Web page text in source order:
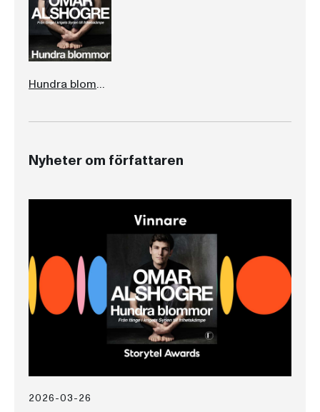
Hundra blommor
Nyheter om författaren
2026-03-26